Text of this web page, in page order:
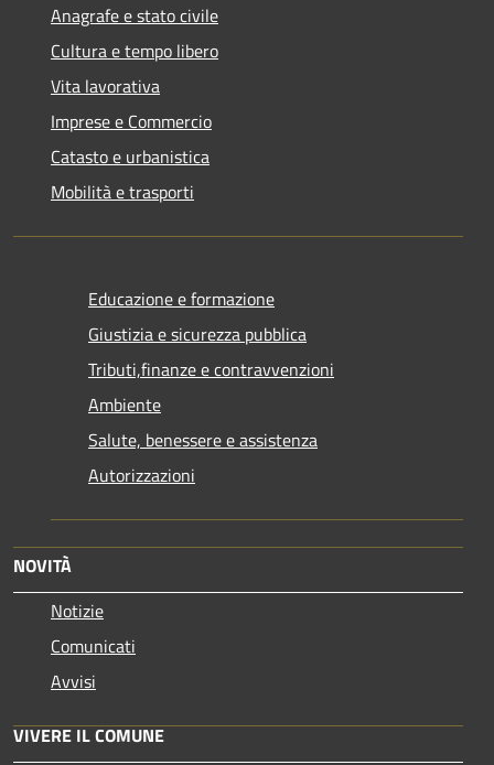
Anagrafe e stato civile
Cultura e tempo libero
Vita lavorativa
Imprese e Commercio
Catasto e urbanistica
Mobilità e trasporti
Educazione e formazione
Giustizia e sicurezza pubblica
Tributi,finanze e contravvenzioni
Ambiente
Salute, benessere e assistenza
Autorizzazioni
NOVITÀ
Notizie
Comunicati
Avvisi
VIVERE IL COMUNE